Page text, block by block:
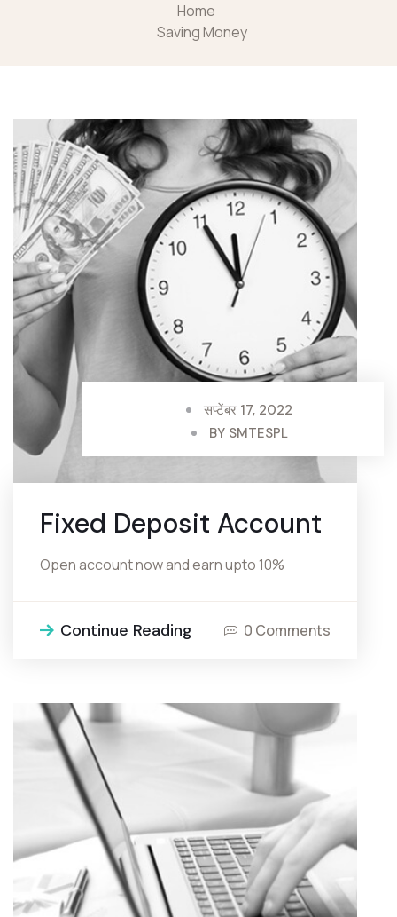
Home
Saving Money
सप्टेंबर 17, 2022
BY SMTESPL
Fixed Deposit Account
Open account now and earn upto 10%
Continue Reading 0 Comments